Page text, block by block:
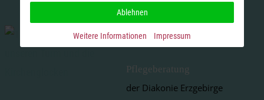
Pflegeberatung
der Diakonie Erzgebirge
Ablehnen
Weitere Informationen Impressum